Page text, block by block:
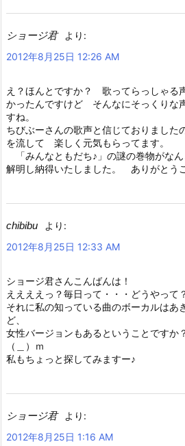
ショージ君
より:
2012年8月25日 12:26 AM
え？ほんとですか？ 歌ってらっしゃる
かったんですけど そんなにそっくりな
すね。
ちびぶーさんの歌声と信じておりまし
を流して 楽しく元気もらってます。
「みんなともだち♪」の謎の巻物がなん
解明し納得いたしました。 ありがとう
chibibu
より:
2012年8月25日 12:33 AM
ショージ君さんこんばんは！
ええええっ？毎日って・・・どうやって
それに私の知っている曲のボーカルはあ
ど、
女性バージョンもあるということですか
（＿）ｍ
私もちょっと探してみますー♪
ショージ君
より:
2012年8月25日 1:16 AM